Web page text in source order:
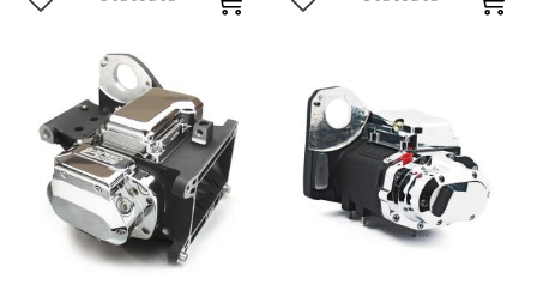
Lägg till i favoriter Lägg till i favoriter